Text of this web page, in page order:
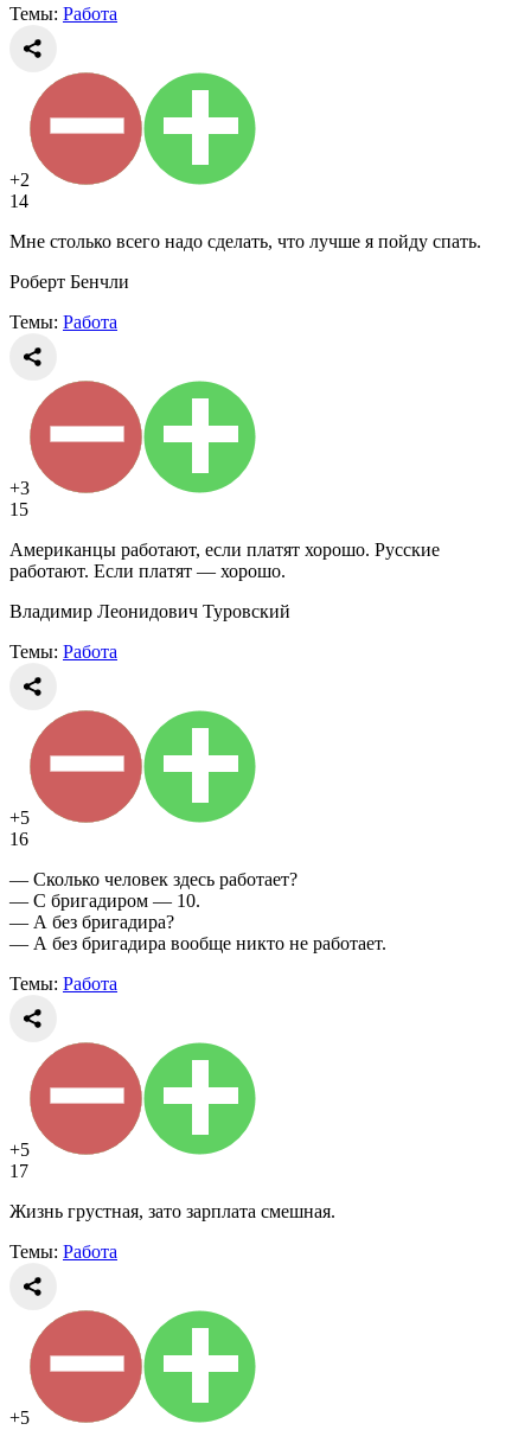
Темы: Работа
+2
14
Мне столько всего надо сделать, что лучше я пойду спать.
Роберт Бенчли
Темы: Работа
+3
15
Американцы работают, если платят хорошо. Русские
работают. Если платят — хорошо.
Владимир Леонидович Туровский
Темы: Работа
+5
16
— Сколько человек здесь работает?
— С бригадиром — 10.
— А без бригадира?
— А без бригадира вообще никто не работает.
Темы: Работа
+5
17
Жизнь грустная, зато зарплата смешная.
Темы: Работа
+5